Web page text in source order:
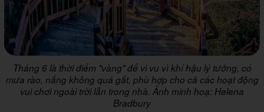
Tháng 6 là thời điểm "vàng" để vi vu vì khí hậu lý tưởng, có
mưa rào, nắng không quá gắt, phù hợp cho cả các hoạt động
vui chơi ngoài trời lẫn trong nhà. Ảnh minh hoạ: Helena
Bradbury